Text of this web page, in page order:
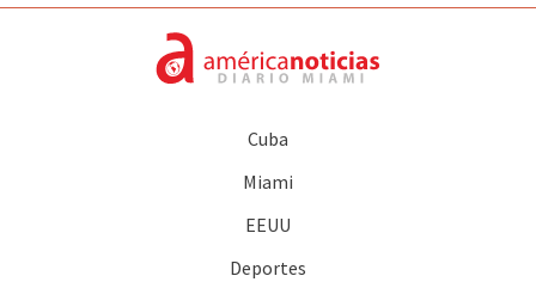
Cuba
Miami
EEUU
Deportes